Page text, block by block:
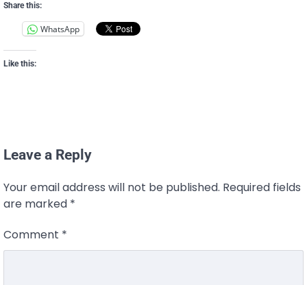
Share this:
WhatsApp
Like this:
Leave a Reply
Your email address will not be published. Required fields
are marked *
Comment *